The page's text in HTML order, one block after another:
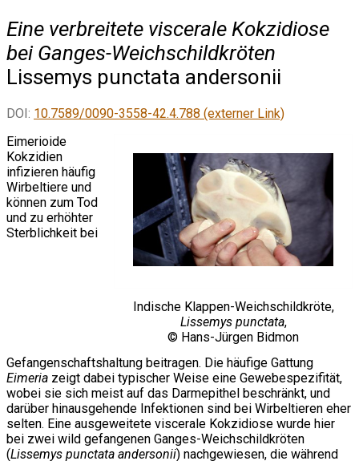
Eine verbreitete viscerale Kokzidiose
bei Ganges-Weichschildkröten
Lissemys punctata andersonii
DOI: 10.7589/0090-3558-42.4.788 (externer Link)
Indische Klappen-Weichschildkröte,
Lissemys punctata,
© Hans-Jürgen Bidmon
Eimerioide
Kokzidien
infizieren häufig
Wirbeltiere und
können zum Tod
und zu erhöhter
Sterblichkeit bei
Gefangenschaftshaltung beitragen. Die häufige Gattung
Eimeria zeigt dabei typischer Weise eine Gewebespezifität,
wobei sie sich meist auf das Darmepithel beschränkt, und
darüber hinausgehende Infektionen sind bei Wirbeltieren eher
selten. Eine ausgeweitete viscerale Kokzidiose wurde hier
bei zwei wild gefangenen Ganges-Weichschildkröten
(Lissemys punctata andersonii) nachgewiesen, die während